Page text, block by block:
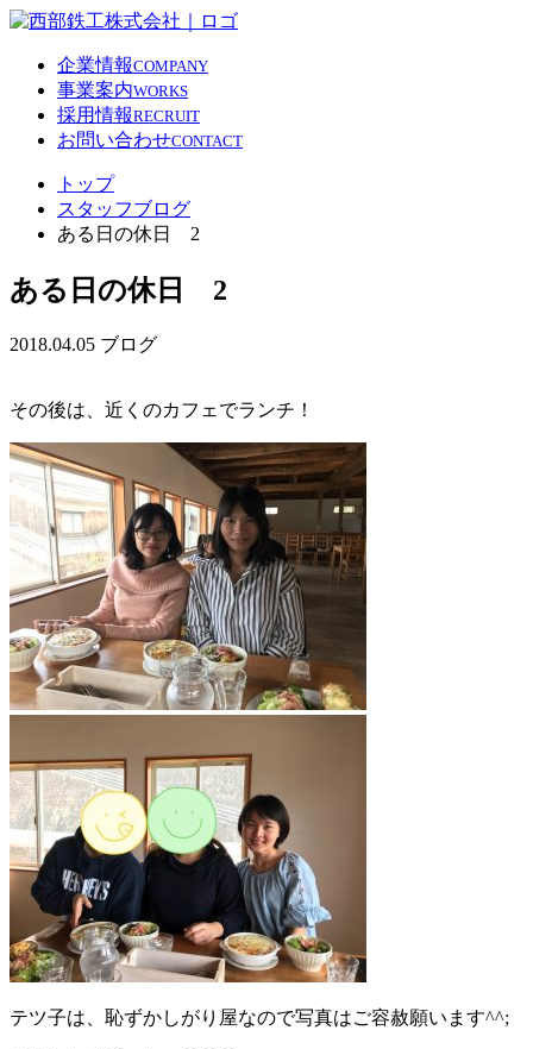
企業情報COMPANY
事業案内WORKS
採用情報RECRUIT
お問い合わせCONTACT
トップ
スタッフブログ
ある日の休日 2
ある日の休日 2
2018.04.05 ブログ
その後は、近くのカフェでランチ！
テツ子は、恥ずかしがり屋なので写真はご容赦願います^^;